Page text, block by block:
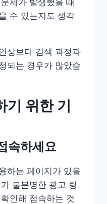
수 있는지도 생각
상보다 검색 과정과
되는 경우가 많았습
기 위한 기
속하세요
하는 페이지가 있을
불분명한 광고 링
인해 접속하는 것